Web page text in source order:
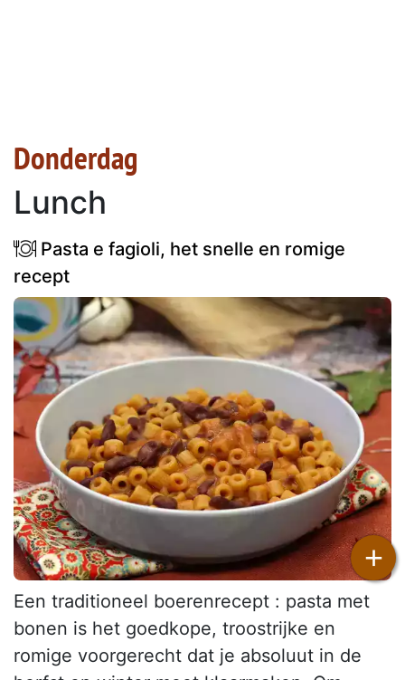
Donderdag
Lunch
Pasta e fagioli, het snelle en romige
recept
Een traditioneel boerenrecept : pasta met
bonen is het goedkope, troostrijke en
romige voorgerecht dat je absoluut in de
+